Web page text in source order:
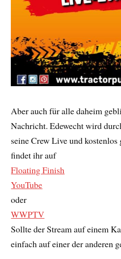
Aber auch für alle daheim
Nachricht. Edewecht wird
seine Crew Live und
findet ihr auf
Floating Finish
YouTube
oder
WWPTV
Sollte der Stream auf einem
einfach auf einer der anderen